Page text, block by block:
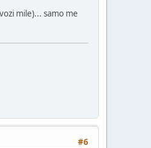
mile)... samo me
#6